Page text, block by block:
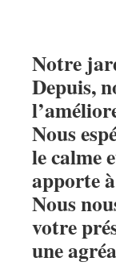
Notre
Depuis,
Nous
le calme
apporte
Nous
votre
une